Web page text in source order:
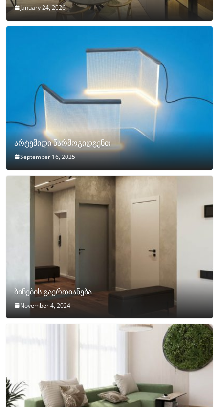
January 24, 2026
არტემიდი წარმოგიდგენთ
September 16, 2025
ბინების გაერთიანება
November 4, 2024